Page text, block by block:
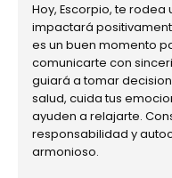
Hoy, Escorpio, te
impactará
es un buen momento
comunicarte con
guiará a tomar
salud, cuida tus
ayuden a relajarte.
responsabilidad y
armonioso.